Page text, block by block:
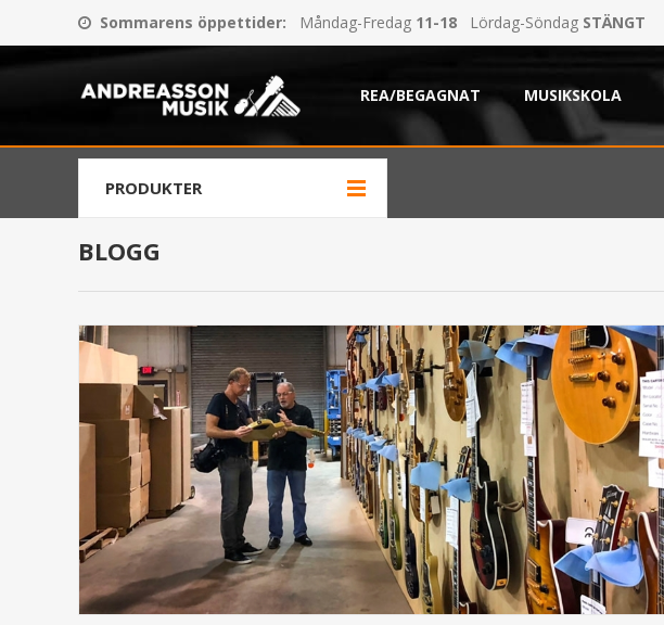
Sommarens öppettider: Måndag-Fredag 11-18 Lördag-Söndag STÄNGT
REA/BEGAGNAT MUSIKSKOLA
PRODUKTER
BLOGG